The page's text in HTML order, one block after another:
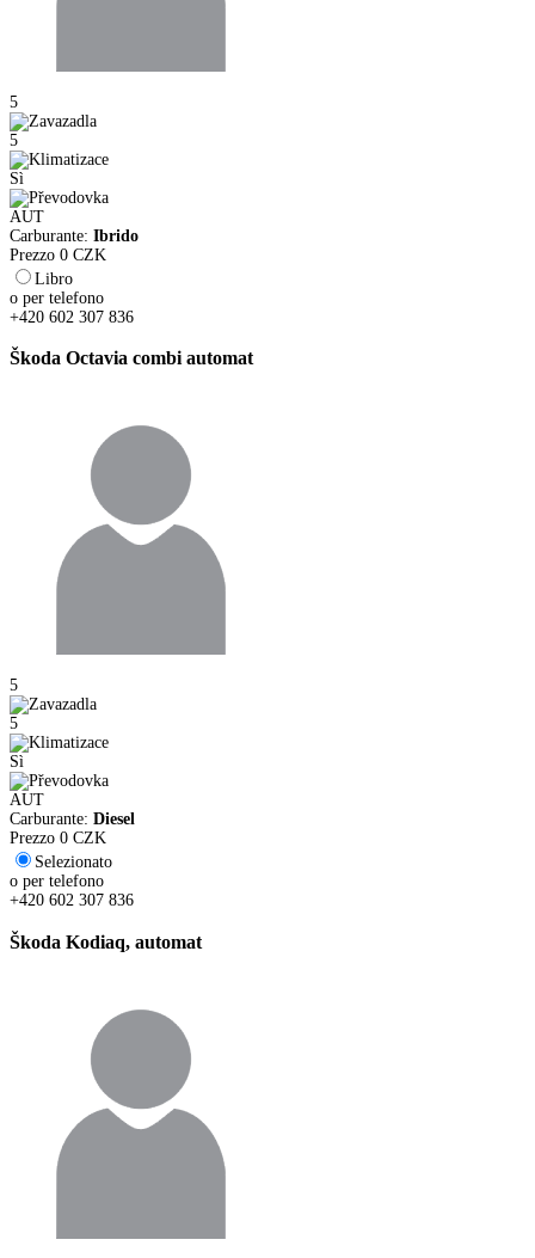
5
5
Sì
AUT
Carburante: Ibrido
Prezzo 0 CZK
Libro
o per telefono
+420 602 307 836
Škoda Octavia combi automat
5
5
Sì
AUT
Carburante: Diesel
Prezzo 0 CZK
Selezionato
o per telefono
+420 602 307 836
Škoda Kodiaq, automat